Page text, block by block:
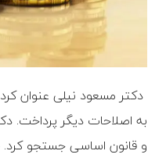
دکتر مسعود نیلی عنوان
به اصلاحات دیگر پرداخت.